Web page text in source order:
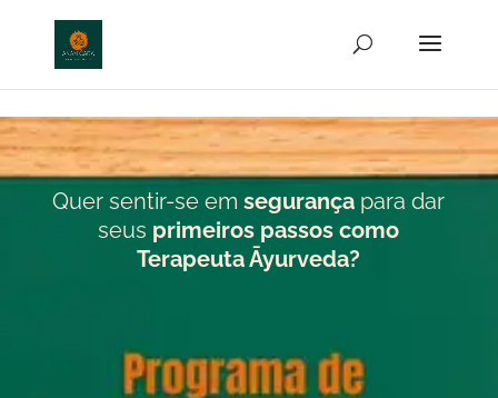
Quer sentir-se emsegurança para dar
seus primeiros passos como
Terapeuta Āyurveda?